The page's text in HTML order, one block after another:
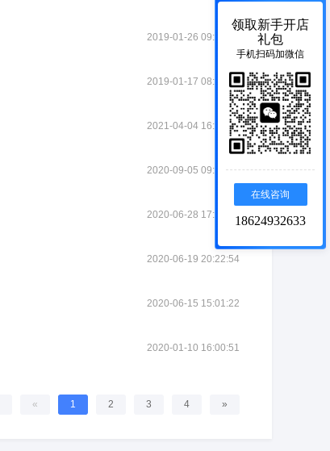
2019-01-26 09:39:31
2019-01-17 08:35:04
2021-04-04 16:06:18
2020-09-05 09:22:04
2020-06-28 17:40:24
2020-06-19 20:22:54
2020-06-15 15:01:22
2020-01-10 16:00:51
« 1 2 3 4 »
领取新手开店
礼包
手机扫码加微信
在线咨询
18624932633